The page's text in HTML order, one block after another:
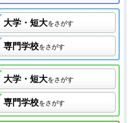
大学・短大をさがす
専門学校をさがす
大学・短大をさがす
専門学校をさがす